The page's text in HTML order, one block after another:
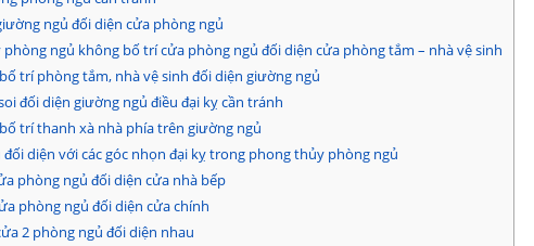
ngủ đối diện cửa phòng ngủ
ngủ không bố trí cửa phòng ngủ đối diện cửa phòng tắm – nhà vệ sinh
trí phòng tắm, nhà vệ sinh đối diện giường ngủ
đối diện giường ngủ điều đại kỵ cần tránh
trí thanh xà nhà phía trên giường ngủ
diện với các góc nhọn đại kỵ trong phong thủy phòng ngủ
phòng ngủ đối diện cửa nhà bếp
phòng ngủ đối diện cửa chính
2 phòng ngủ đối diện nhau